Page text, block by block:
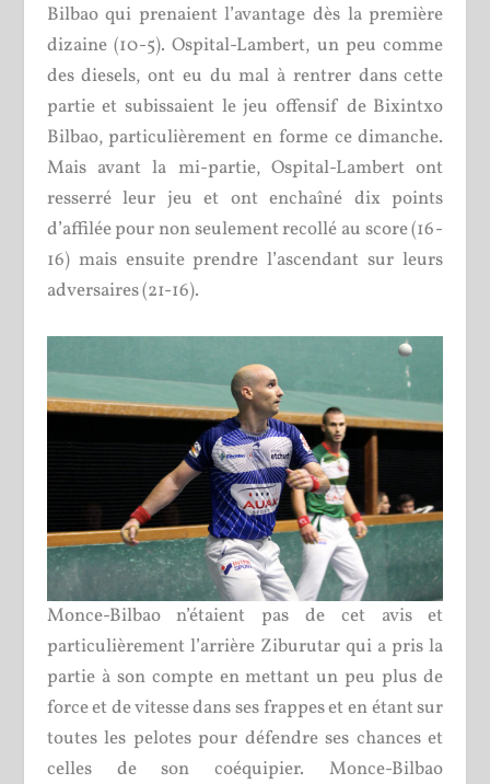
Bilbao qui prenaient l’avantage dès la première
dizaine (10-5). Ospital-Lambert, un peu comme
des diesels, ont eu du mal à rentrer dans cette
partie et subissaient le jeu offensif de Bixintxo
Bilbao, particulièrement en forme ce dimanche.
Mais avant la mi-partie, Ospital-Lambert ont
resserré leur jeu et ont enchaîné dix points
d’affilée pour non seulement recollé au score (16-
16) mais ensuite prendre l’ascendant sur leurs
adversaires (21-16).
Monce-Bilbao n’étaient pas de cet avis et
particulièrement l’arrière Ziburutar qui a pris la
partie à son compte en mettant un peu plus de
force et de vitesse dans ses frappes et en étant sur
toutes les pelotes pour défendre ses chances et
celles de son coéquipier. Monce-Bilbao